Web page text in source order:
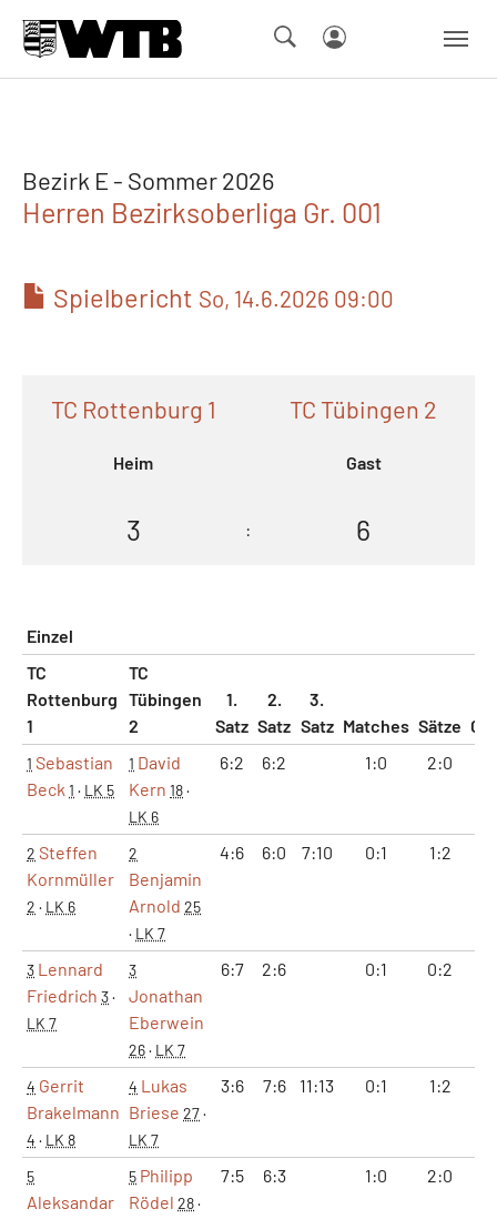
Bezirk E - Sommer 2026
Herren Bezirksoberliga Gr. 001
Spielbericht So, 14.6.2026 09:00
TC Rottenburg 1
Heim
TC Tübingen 2
Gast
3 : 6
Einzel
TC
Rottenburg
1
TC
Tübingen
2
1.
Satz
2.
Satz
3.
Satz Matches Sätze
1 Sebastian
Beck 1 · LK 5
1 David
Kern 18·
LK 6
6:2 6:2 1:0 2:0
2 Steffen
Kornmüller
2 · LK 6
2
Benjamin
Arnold 25
· LK 7
4:6 6:0 7:10 0:1 1:2
3 Lennard
Friedrich 3·
LK 7
3
Jonathan
Eberwein
26· LK 7
6:7 2:6 0:1 0:2
4 Gerrit
Brakelmann
4 · LK 8
4 Lukas
Briese 27·
LK 7
3:6 7:6 11:13 0:1 1:2
5
Aleksandar
5 Philipp
Rödel 28·
7:5 6:3 1:0 2:0